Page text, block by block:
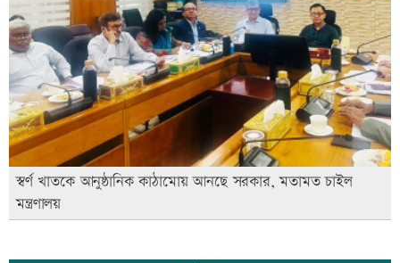
স্বর্ণ খাতকে আনুষ্ঠানিক কাঠামোয় আনছে সরকার, মতামত চাইল
মন্ত্রণালয়